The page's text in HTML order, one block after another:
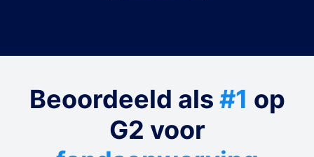
Beoordeeld als #1 op
G2 voor